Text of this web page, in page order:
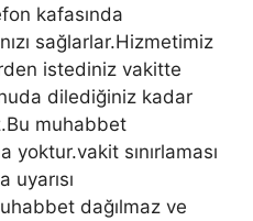
kafasında
sağlarlar.Hizmetimiz
istediniz vakitte
dilediğiniz kadar
muhabbet
yoktur.vakit sınırlaması
uyarısı
dağılmaz ve